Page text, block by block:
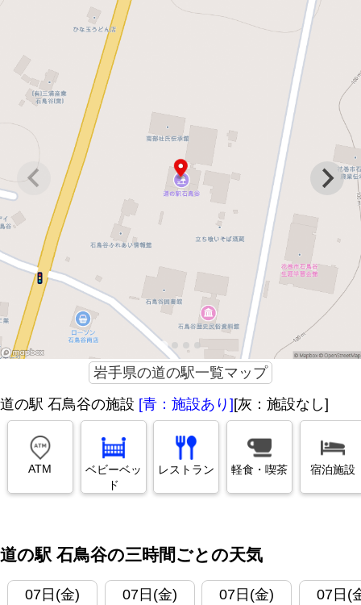
岩手県の道の駅一覧マップ
道の駅 石鳥谷の施設 [青：施設あり][灰：施設なし]
ATM
ベビーベッ
ド
レストラン 軽食・喫茶 宿泊施設
道の駅 石鳥谷の三時間ごとの天気
07日(金)
07日(金)
07日(金)
07日(